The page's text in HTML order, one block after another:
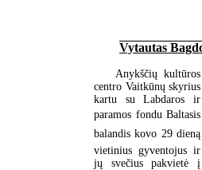
Vytautas
Anykščių kultūros
centro Vaitkūnų skyrius
kartu su Labdaros ir
paramos fondu Baltasis
balandis kovo 29 dieną
vietinius gyventojus ir
jų svečius pakvietė į